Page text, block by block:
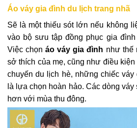
Áo váy gia đình du lịch trang nhã
Sẽ là một thiếu sót lớn nếu không
vào bộ sưu tập đồng phục gia
Việc chọnáo váy gia đình như thế
sở thích của mẹ, cũng như điều
chuyến du lịch hè, những chiếc váy
là lựa chọn hoàn hảo. Các dòng
hơn với mùa thu đông.